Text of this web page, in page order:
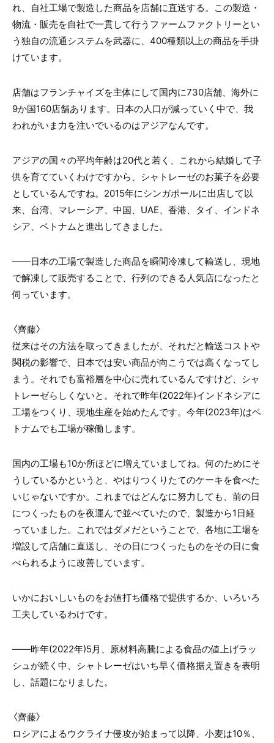
れ、自社工場で製造した商品を店舗に直送する。この製造・
物流・販売を自社で一貫して行うファームファクトリーとい
う独自の流通システムを武器に、400種類以上の商品を手掛
けています。
店舗はフランチャイズを主体にして国内に730店舗、海外に
9か国160店舗あります。日本の人口が減っていく中で、我
われがいま力を注いでいるのはアジアなんです。
アジアの国々の平均年齢は20代と若く、これから結婚して子
供を育てていくわけですから、シャトレーゼのお菓子を必要
としているんですね。2015年にシンガポールに出店して以
来、台湾、マレーシア、中国、UAE、香港、タイ、インドネ
シア、ベトナムと進出してきました。
——日本の工場で製造した商品を瞬間冷凍して輸送し、現地
で解凍して販売することで、行列のできる人気店になったと
伺っています。
〈齊藤〉
従来はその方法を取ってきましたが、それだと輸送コストや
関税の影響で、日本では安い商品が向こうでは高くなってし
まう。それでも富裕層を中心に売れているんですけど、シャ
トレーゼらしくないと。それで昨年(2022年)インドネシアに
工場をつくり、現地生産を始めたんです。今年(2023年)はベ
トナムでも工場が稼働します。
国内の工場も10か所ほどに増えていましてね。何のためにそ
うしているかというと、やはりつくりたてのケーキを食べた
いじゃないですか。これまではどんなに努力しても、前の日
につくったものを夜運んで並べていたので、製造から1日経
っていました。これではダメだということで、各地に工場を
増設して店舗に直送し、その日につくったものをその日に食
べられるように改善しています。
いかにおいしいものをお値打ち価格で提供するか、いろいろ
工夫しているわけです。
——昨年(2022年)5月、原材料高騰による食品の値上げラッ
シュが続く中、シャトレーゼはいち早く価格据え置きを表明
し、話題になりました。
〈齊藤〉
ロシアによるウクライナ侵攻が始まって以降、小麦は10％、